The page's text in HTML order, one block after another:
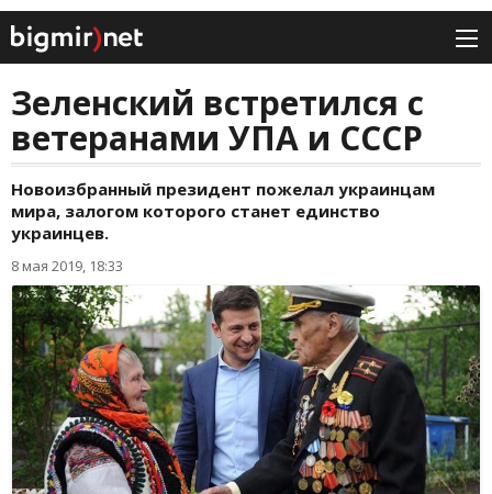
Зеленский встретился с
ветеранами УПА и СССР
Новоизбранный президент пожелал украинцам
мира, залогом которого станет единство
украинцев.
8 мая 2019, 18:33